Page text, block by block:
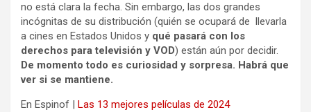
no está clara la fecha. Sin embargo, las dos grandes
incógnitas de su distribución (quién se ocupará de llevarla
a cines en Estados Unidos y qué pasará con los
derechos para televisión y VOD) están aún por decidir.
De momento todo es curiosidad y sorpresa. Habrá que
ver si se mantiene.
En Espinof | Las 13 mejores películas de 2024